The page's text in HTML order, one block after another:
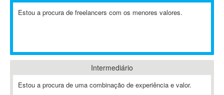
ABAP
ABIS
Ableton
Ableton Live
Estou a procura de freelancers com os menores valores.
Intermediário
Estou a procura de uma combinação de experiência e valor.